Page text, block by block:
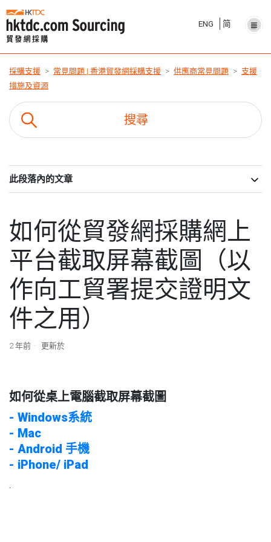
ENG 简
採購支援 常見問題 | 香港貿發網採購支援 供應商常見問題
支援
措施及資源
此段落內的文章
如何從貿發網採購網上
平台截取屏幕截圖（以
作向工貿署提交證明文
件之用）
2 年前 更新於
如何從桌上電腦截取屏幕截圖
- Windows系統
- Mac
- Android 手機
- iPhone/ iPad
.